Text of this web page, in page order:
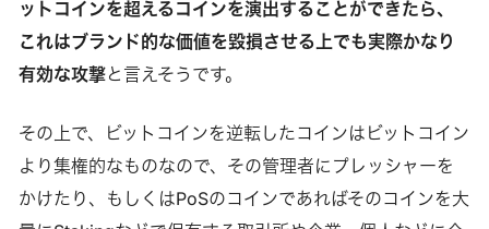
ットコインを超えるコインを演出することができたら、
これはブランド的な価値を毀損させる上でも実際かなり
有効な攻撃と言えそうです。
その上で、ビットコインを逆転したコインはビットコイン
より集権的なものなので、その管理者にプレッシャーを
かけたり、もしくはPoSのコインであればそのコインを大